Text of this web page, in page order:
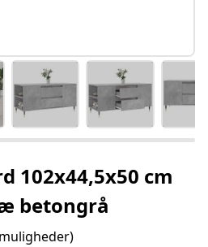
102x44,5x50 cm
betongrå